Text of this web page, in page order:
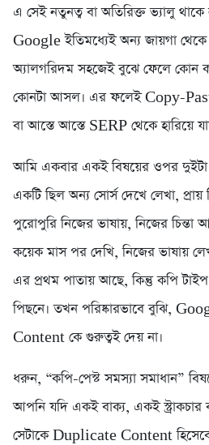
এ সেই নতুনত্ব বা অতিরিক্ত ভ্যালু
Google ইতিমধ্যেই অন্য জায়গা
অ্যালগরিদম সহজেই বুঝে ফেলে কোন
কোনটা আসল। এর ফলেই Copy-
বা আস্তে আস্তে SERP থেকে হারিয়ে
আমি একবার একই বিষয়ের ওপর দুইটা
একটি ছিল অন্য সোর্স দেখে লেখা,
পুরোপুরি নিজের ভাষায়, নিজের চিন্তা
কয়েক মাস পর দেখি, নিজের ভাষায়
এর প্রথম পাতায় আছে, কিন্তু কপি
পিছনে। তখন পরিষ্কারভাবে বুঝি,
Content কে গুরুত্বই দেয় না।
ধরুন, “কপি-পেস্ট সমস্যা সমাধান”
আপনি যদি একই বাক্য, একই
সেটাকে Duplicate Content হিসেবে